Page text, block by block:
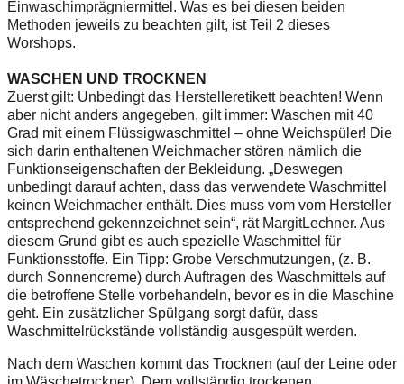
Einwaschimprägniermittel. Was es bei diesen beiden
Methoden jeweils zu beachten gilt, ist Teil 2 dieses
Worshops.
WASCHEN UND TROCKNEN
Zuerst gilt: Unbedingt das Herstelleretikett beachten! Wenn
aber nicht anders angegeben, gilt immer: Waschen mit 40
Grad mit einem Flüssigwaschmittel – ohne Weichspüler! Die
sich darin enthaltenen Weichmacher stören nämlich die
Funktionseigenschaften der Bekleidung. „Deswegen
unbedingt darauf achten, dass das verwendete Waschmittel
keinen Weichmacher enthält. Dies muss vom vom Hersteller
entsprechend gekennzeichnet sein“, rät MargitLechner. Aus
diesem Grund gibt es auch spezielle Waschmittel für
Funktionsstoffe. Ein Tipp: Grobe Verschmutzungen, (z. B.
durch Sonnencreme) durch Auftragen des Waschmittels auf
die betroffene Stelle vorbehandeln, bevor es in die Maschine
geht. Ein zusätzlicher Spülgang sorgt dafür, dass
Waschmittelrückstände vollständig ausgespült werden.
Nach dem Waschen kommt das Trocknen (auf der Leine oder